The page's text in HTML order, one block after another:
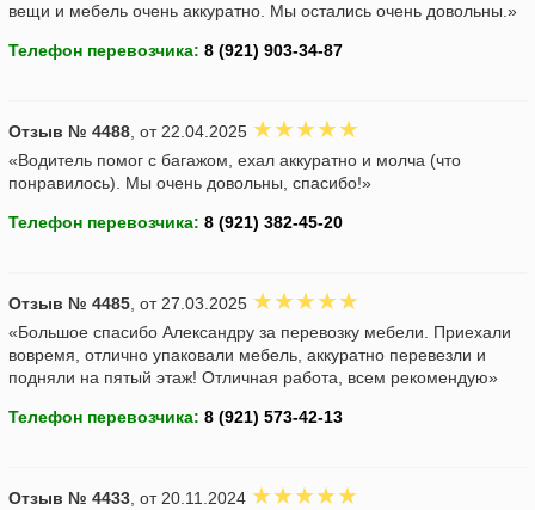
вещи и мебель очень аккуратно. Мы остались очень довольны.»
Телефон перевозчика:
Отзыв № 4488, от 22.04.2025
«Водитель помог с багажом, ехал аккуратно и молча (что
понравилось). Мы очень довольны, спасибо!»
Телефон перевозчика:
Отзыв № 4485, от 27.03.2025
«Большое спасибо Александру за перевозку мебели. Приехали
вовремя, отлично упаковали мебель, аккуратно перевезли и
подняли на пятый этаж! Отличная работа, всем рекомендую»
Телефон перевозчика:
Отзыв № 4433, от 20.11.2024